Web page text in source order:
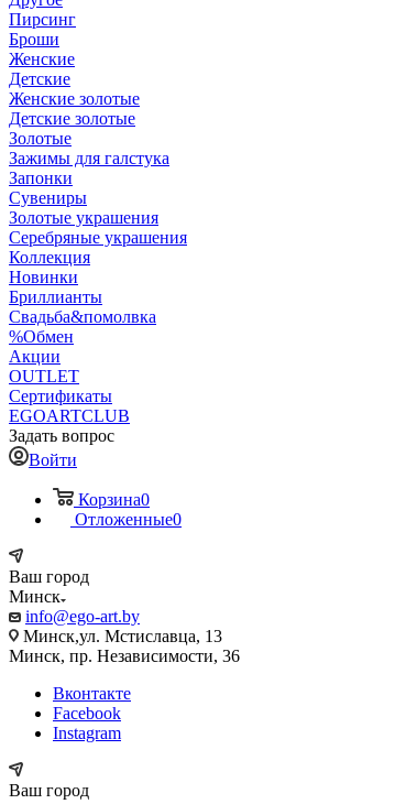
Пирсинг
Броши
Женские
Детские
Женские золотые
Детские золотые
Золотые
Зажимы для галстука
Запонки
Сувениры
Золотые украшения
Серебряные украшения
Коллекция
Новинки
Бриллианты
Свадьба&помолвка
%Обмен
Акции
OUTLET
Сертификаты
EGOARTCLUB
Задать вопрос
Войти
Корзина0
Отложенные0
Ваш город
Минск
info@ego-art.by
Минск,ул. Мстиславца, 13
Минск, пр. Независимости, 36
Вконтакте
Facebook
Instagram
Ваш город